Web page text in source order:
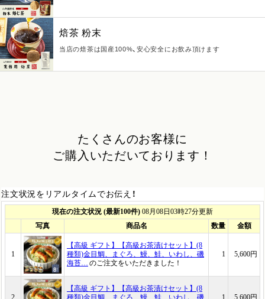
焙茶 粉末
当店の焙茶は国産100%、安心安全にお飲み頂けます
たくさんのお客様に
ご購入いただいております！
注文状況をリアルタイムでお伝え！